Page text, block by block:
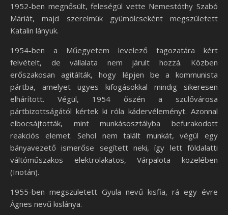
1952-ben megnősült, feleségül vette Nemestóthy Szabó
Máriát, majd szerelmük gyümölcseként megszületett
Katalin lányuk.
1954-ben a Műegyetem levelező tagozatára kért
felvételt, de vállalata nem járult hozzá. Közben
erőszakosan agitálták, hogy lépjen be a kommunista
pártba, amelyet ügyes kifogásokkal mindig sikeresen
elhárított. Végül, 1954 őszén a szülővárosa
pártbizottságától kértek ki róla kádervéleményt. Azonnal
elbocsájtották, mint munkásosztályba befurakodott
reakciós elemet. Sehol nem talált munkát, végül egy
bányavezető ismerőse segített neki, így lett földalatti
váltóműszakos elektrolakatos, Várpalota közelében
(Inotán).
1955-ben megszületett Gyula nevű kisfia, rá egy évre
Ágnes nevű kislánya.